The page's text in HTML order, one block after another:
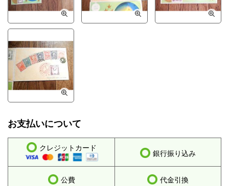
お支払いについて
クレジットカード
銀行振り込み
公費 代金引換